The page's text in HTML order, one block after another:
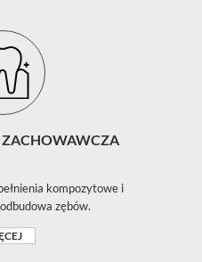
kompozytowe i
zębów.